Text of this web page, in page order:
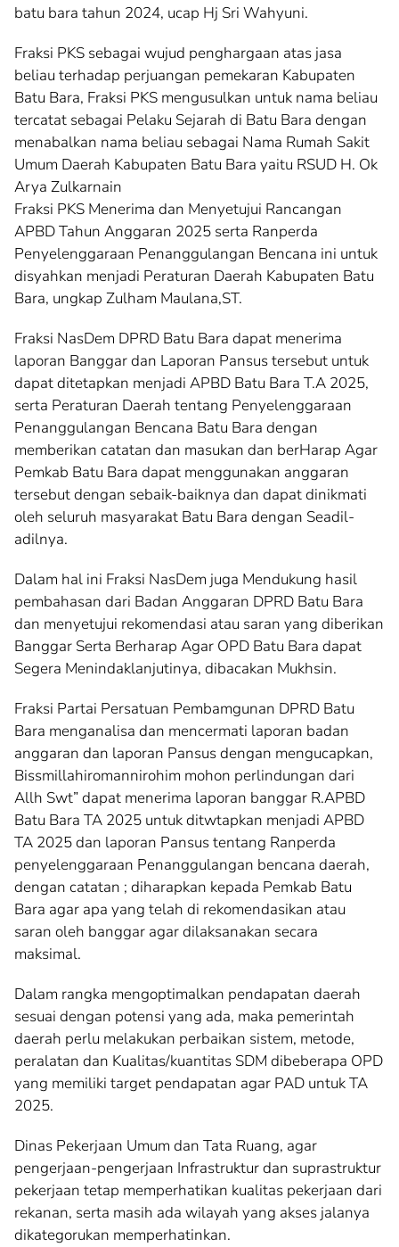
batu bara tahun 2024, ucap Hj Sri Wahyuni.
Fraksi PKS sebagai wujud penghargaan atas jasa
beliau terhadap perjuangan pemekaran Kabupaten
Batu Bara, Fraksi PKS mengusulkan untuk nama beliau
tercatat sebagai Pelaku Sejarah di Batu Bara dengan
menabalkan nama beliau sebagai Nama Rumah Sakit
Umum Daerah Kabupaten Batu Bara yaitu RSUD H. Ok
Arya Zulkarnain
Fraksi PKS Menerima dan Menyetujui Rancangan
APBD Tahun Anggaran 2025 serta Ranperda
Penyelenggaraan Penanggulangan Bencana ini untuk
disyahkan menjadi Peraturan Daerah Kabupaten Batu
Bara, ungkap Zulham Maulana,ST.
Fraksi NasDem DPRD Batu Bara dapat menerima
laporan Banggar dan Laporan Pansus tersebut untuk
dapat ditetapkan menjadi APBD Batu Bara T.A 2025,
serta Peraturan Daerah tentang Penyelenggaraan
Penanggulangan Bencana Batu Bara dengan
memberikan catatan dan masukan dan berHarap Agar
Pemkab Batu Bara dapat menggunakan anggaran
tersebut dengan sebaik-baiknya dan dapat dinikmati
oleh seluruh masyarakat Batu Bara dengan Seadil-
adilnya.
Dalam hal ini Fraksi NasDem juga Mendukung hasil
pembahasan dari Badan Anggaran DPRD Batu Bara
dan menyetujui rekomendasi atau saran yang diberikan
Banggar Serta Berharap Agar OPD Batu Bara dapat
Segera Menindaklanjutinya, dibacakan Mukhsin.
Fraksi Partai Persatuan Pembamgunan DPRD Batu
Bara menganalisa dan mencermati laporan badan
anggaran dan laporan Pansus dengan mengucapkan,
Bissmillahiromannirohim mohon perlindungan dari
Allh Swt” dapat menerima laporan banggar R.APBD
Batu Bara TA 2025 untuk ditwtapkan menjadi APBD
TA 2025 dan laporan Pansus tentang Ranperda
penyelenggaraan Penanggulangan bencana daerah,
dengan catatan ; diharapkan kepada Pemkab Batu
Bara agar apa yang telah di rekomendasikan atau
saran oleh banggar agar dilaksanakan secara
maksimal.
Dalam rangka mengoptimalkan pendapatan daerah
sesuai dengan potensi yang ada, maka pemerintah
daerah perlu melakukan perbaikan sistem, metode,
peralatan dan Kualitas/kuantitas SDM dibeberapa OPD
yang memiliki target pendapatan agar PAD untuk TA
2025.
Dinas Pekerjaan Umum dan Tata Ruang, agar
pengerjaan-pengerjaan Infrastruktur dan suprastruktur
pekerjaan tetap memperhatikan kualitas pekerjaan dari
rekanan, serta masih ada wilayah yang akses jalanya
dikategorukan memperhatinkan.